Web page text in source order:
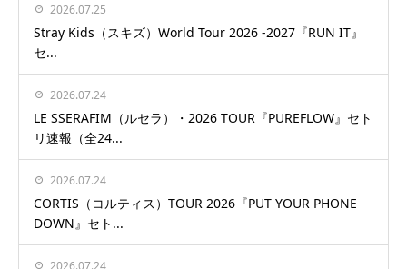
2026.07.25
Stray Kids（スキズ）World Tour 2026 -2027『RUN IT』
セ...
2026.07.24
LE SSERAFIM（ルセラ）・2026 TOUR『PUREFLOW』セト
リ速報（全24...
2026.07.24
CORTIS（コルティス）TOUR 2026『PUT YOUR PHONE
DOWN』セト...
2026.07.24